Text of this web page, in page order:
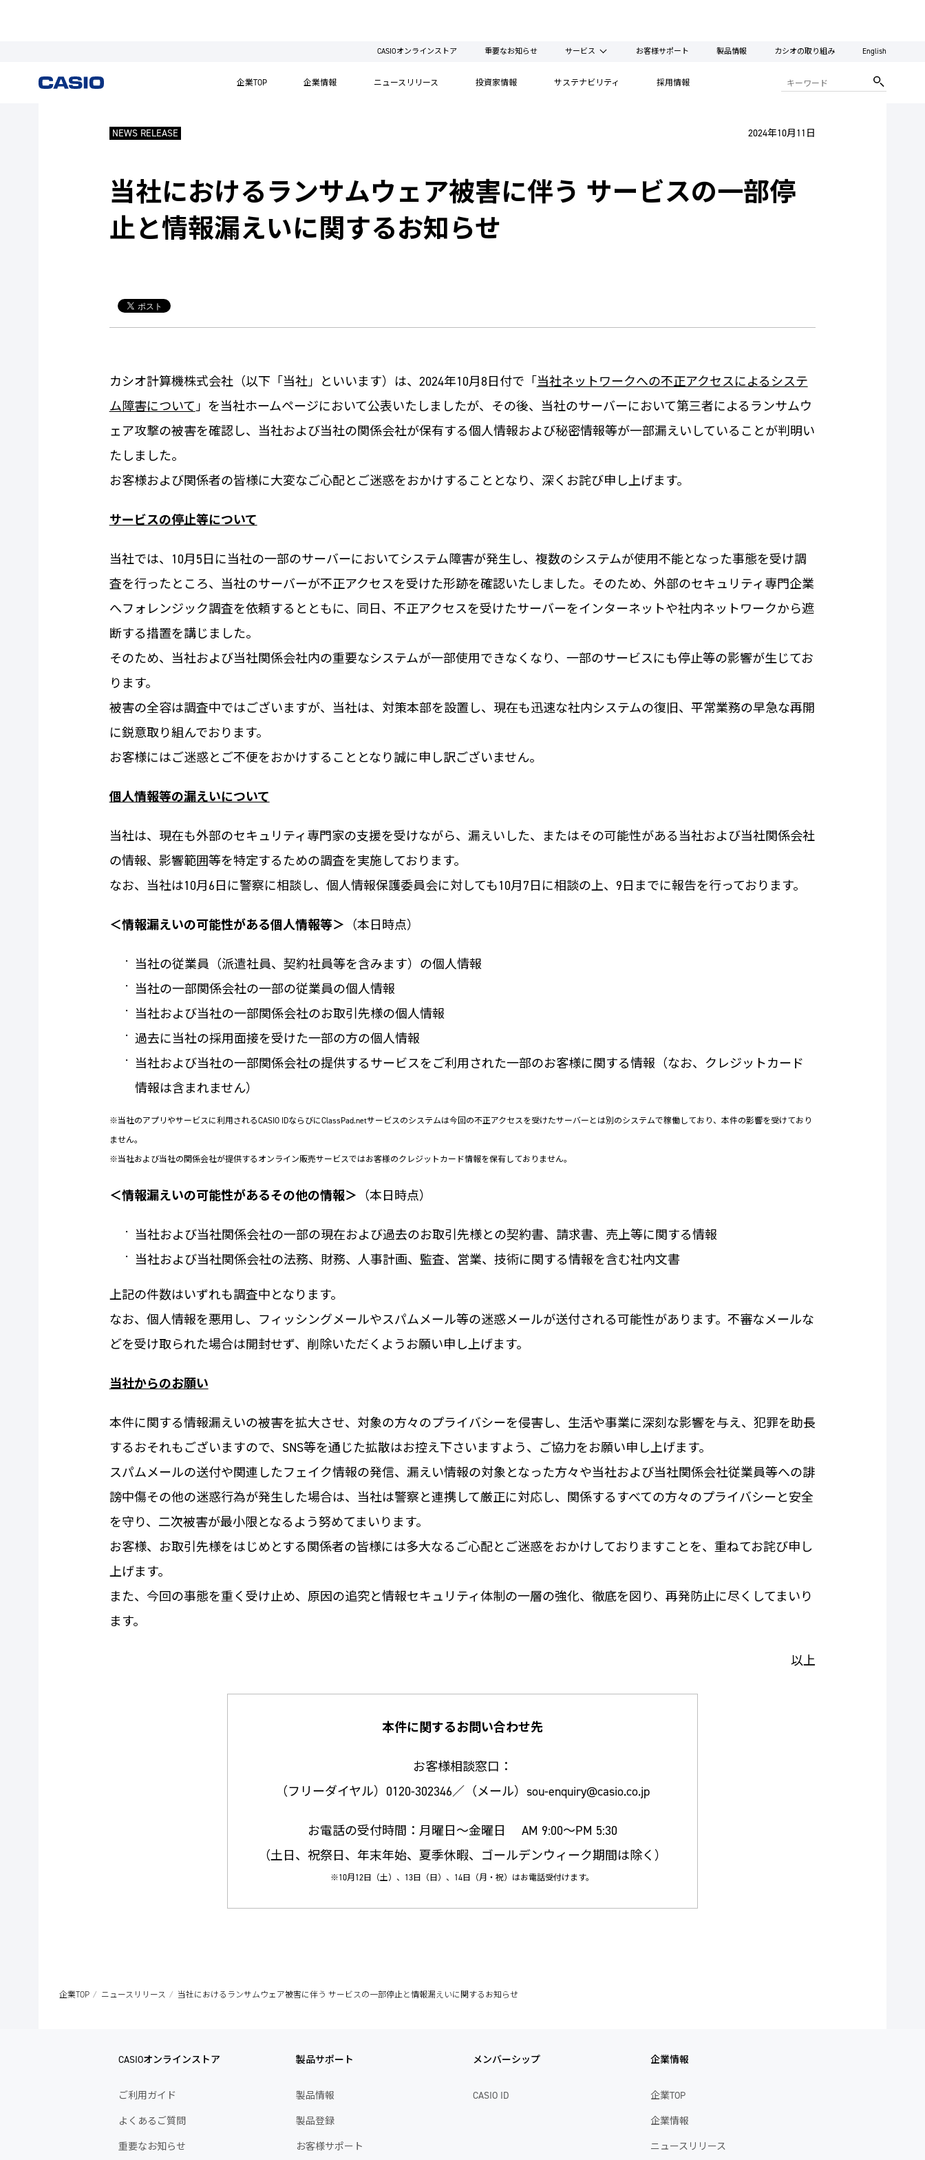
CASIOオンラインストア 重要なお知らせ サービス お客様サポート 製品情報 カシオの取り組み English
企業TOP 企業情報 ニュースリリース 投資家情報 サステナビリティ 採用情報
NEWS RELEASE 2024年10月11日
当社におけるランサムウェア被害に伴う サービスの一部停
止と情報漏えいに関するお知らせ
カシオ計算機株式会社（以下「当社」といいます）は、2024年10月8日付で「当社ネットワークへの不正アクセスによるシステ
ム障害について」を当社ホームページにおいて公表いたしましたが、その後、当社のサーバーにおいて第三者によるランサムウ
ェア攻撃の被害を確認し、当社および当社の関係会社が保有する個人情報および秘密情報等が一部漏えいしていることが判明い
たしました。
お客様および関係者の皆様に大変なご心配とご迷惑をおかけすることとなり、深くお詫び申し上げます。
サービスの停止等について
当社では、10月5日に当社の一部のサーバーにおいてシステム障害が発生し、複数のシステムが使用不能となった事態を受け調
査を行ったところ、当社のサーバーが不正アクセスを受けた形跡を確認いたしました。そのため、外部のセキュリティ専門企業
へフォレンジック調査を依頼するとともに、同日、不正アクセスを受けたサーバーをインターネットや社内ネットワークから遮
断する措置を講じました。
そのため、当社および当社関係会社内の重要なシステムが一部使用できなくなり、一部のサービスにも停止等の影響が生じてお
ります。
被害の全容は調査中ではございますが、当社は、対策本部を設置し、現在も迅速な社内システムの復旧、平常業務の早急な再開
に鋭意取り組んでおります。
お客様にはご迷惑とご不便をおかけすることとなり誠に申し訳ございません。
個人情報等の漏えいについて
当社は、現在も外部のセキュリティ専門家の支援を受けながら、漏えいした、またはその可能性がある当社および当社関係会社
の情報、影響範囲等を特定するための調査を実施しております。
なお、当社は10月6日に警察に相談し、個人情報保護委員会に対しても10月7日に相談の上、9日までに報告を行っております。
＜情報漏えいの可能性がある個人情報等＞ （本日時点）
当社の従業員（派遣社員、契約社員等を含みます）の個人情報
当社の一部関係会社の一部の従業員の個人情報
当社および当社の一部関係会社のお取引先様の個人情報
過去に当社の採用面接を受けた一部の方の個人情報
当社および当社の一部関係会社の提供するサービスをご利用された一部のお客様に関する情報（なお、クレジットカード
情報は含まれません）
※当社のアプリやサービスに利用されるCASIO IDならびにClassPad.netサービスのシステムは今回の不正アクセスを受けたサーバーとは別のシステムで稼働しており、本件の影響を受けており
ません。
※当社および当社の関係会社が提供するオンライン販売サービスではお客様のクレジットカード情報を保有しておりません。
＜情報漏えいの可能性があるその他の情報＞ （本日時点）
当社および当社関係会社の一部の現在および過去のお取引先様との契約書、請求書、売上等に関する情報
当社および当社関係会社の法務、財務、人事計画、監査、営業、技術に関する情報を含む社内文書
上記の件数はいずれも調査中となります。
なお、個人情報を悪用し、フィッシングメールやスパムメール等の迷惑メールが送付される可能性があります。不審なメールな
どを受け取られた場合は開封せず、削除いただくようお願い申し上げます。
当社からのお願い
本件に関する情報漏えいの被害を拡大させ、対象の方々のプライバシーを侵害し、生活や事業に深刻な影響を与え、犯罪を助長
するおそれもございますので、SNS等を通じた拡散はお控え下さいますよう、ご協力をお願い申し上げます。
スパムメールの送付や関連したフェイク情報の発信、漏えい情報の対象となった方々や当社および当社関係会社従業員等への誹
謗中傷その他の迷惑行為が発生した場合は、当社は警察と連携して厳正に対応し、関係するすべての方々のプライバシーと安全
を守り、二次被害が最小限となるよう努めてまいります。
お客様、お取引先様をはじめとする関係者の皆様には多大なるご心配とご迷惑をおかけしておりますことを、重ねてお詫び申し
上げます。
また、今回の事態を重く受け止め、原因の追究と情報セキュリティ体制の一層の強化、徹底を図り、再発防止に尽くしてまいり
ます。
以上
本件に関するお問い合わせ先
お客様相談窓口：
（フリーダイヤル）0120-302346／（メール）sou-enquiry@casio.co.jp
お電話の受付時間：月曜日～金曜日 AM 9:00～PM 5:30
（土日、祝祭日、年末年始、夏季休暇、ゴールデンウィーク期間は除く）
※10月12日（土）、13日（日）、14日（月・祝）はお電話受付けます。
企業TOP ニュースリリース 当社におけるランサムウェア被害に伴う サービスの一部停止と情報漏えいに関するお知らせ
CASIOオンラインストア
ご利用ガイド
よくあるご質問
重要なお知らせ
製品サポート
製品情報
製品登録
お客様サポート
メンバーシップ
CASIO ID
企業情報
企業TOP
企業情報
ニュースリリース